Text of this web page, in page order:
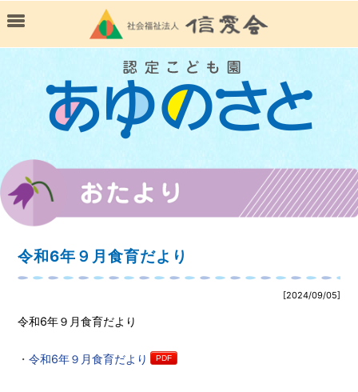
令和6年９月食育だより
[2024/09/05]
令和6年９月食育だより
令和6年９月食育だより